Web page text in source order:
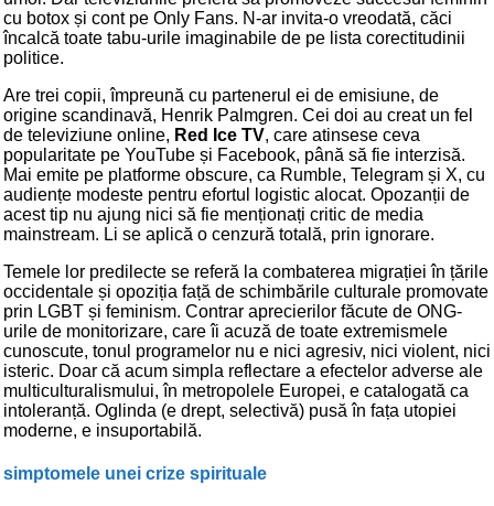
cu botox și cont pe Only Fans. N-ar invita-o vreodată, căci
încalcă toate tabu-urile imaginabile de pe lista corectitudinii
politice.
Are trei copii, împreună cu partenerul ei de emisiune, de
origine scandinavă, Henrik Palmgren. Cei doi au creat un fel
de televiziune online, Red Ice TV, care atinsese ceva
popularitate pe YouTube și Facebook, până să fie interzisă.
Mai emite pe platforme obscure, ca Rumble, Telegram și X, cu
audiențe modeste pentru efortul logistic alocat. Opozanții de
acest tip nu ajung nici să fie menționați critic de media
mainstream. Li se aplică o cenzură totală, prin ignorare.
Temele lor predilecte se referă la combaterea migrației în țările
occidentale și opoziția față de schimbările culturale promovate
prin LGBT și feminism. Contrar aprecierilor făcute de ONG-
urile de monitorizare, care îi acuză de toate extremismele
cunoscute, tonul programelor nu e nici agresiv, nici violent, nici
isteric. Doar că acum simpla reflectare a efectelor adverse ale
multiculturalismului, în metropolele Europei, e catalogată ca
intoleranță. Oglinda (e drept, selectivă) pusă în fața utopiei
moderne, e insuportabilă.
simptomele unei crize spirituale